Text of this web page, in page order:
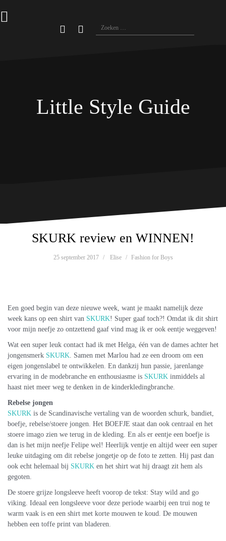
Zoeken
naar:
Little Style Guide
SKURK review en WINNEN!
25 september 2017 Elise Fashion for Boys
Een goed begin van deze nieuwe week, want je maakt namelijk deze
week kans op een shirt van SKURK! Super gaaf toch?! Omdat ik dit shirt
voor mijn neefje zo ontzettend gaaf vind mag ik er ook eentje weggeven!
Wat een super leuk contact had ik met Helga, één van de dames achter het
jongensmerk SKURK. Samen met Marlou had ze een droom om een
eigen jongenslabel te ontwikkelen. En dankzij hun passie, jarenlange
ervaring in de modebranche en enthousiasme is SKURK inmiddels al
haast niet meer weg te denken in de kinderkledingbranche.
Rebelse jongen
SKURK is de Scandinavische vertaling van de woorden schurk, bandiet,
boefje, rebelse/stoere jongen. Het BOEFJE staat dan ook centraal en het
stoere imago zien we terug in de kleding. En als er eentje een boefje is
dan is het mijn neefje Felipe wel! Heerlijk ventje en altijd weer een super
leuke uitdaging om dit rebelse jongetje op de foto te zetten. Hij past dan
ook echt helemaal bij SKURK en het shirt wat hij draagt zit hem als
gegoten.
De stoere grijze longsleeve heeft voorop de tekst: Stay wild and go
viking. Ideaal een longsleeve voor deze periode waarbij een trui nog te
warm vaak is en een shirt met korte mouwen te koud. De mouwen
hebben een toffe print van bladeren.